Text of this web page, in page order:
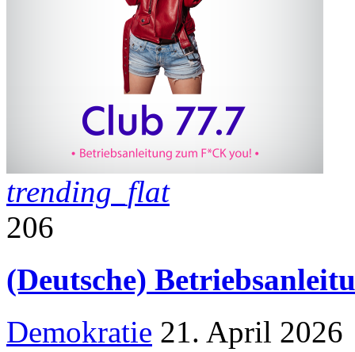
trending_flat
206
(Deutsche)
Demokratie 21. April 2026